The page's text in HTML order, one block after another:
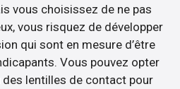
vous choisissez de ne pas
vous risquez de développer
qui sont en mesure d’être
Vous pouvez opter
lentilles de contact pour